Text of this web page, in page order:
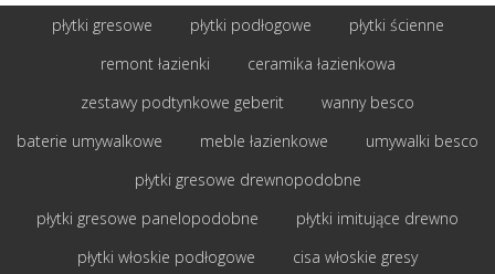
płytki gresowe płytki podłogowe
płytki ścienne
remont łazienki
ceramika łazienkowa
zestawy podtynkowe geberit
wanny besco
baterie umywalkowe
meble łazienkowe
umywalki besco
płytki gresowe drewnopodobne
płytki gresowe panelopodobne
płytki imitujące drewno
płytki włoskie podłogowe
cisa włoskie gresy